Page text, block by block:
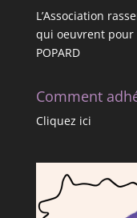
L’Association
qui oeuvrent
POPARD
Comment
Cliquez ici